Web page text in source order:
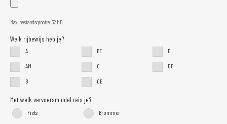
Max. bestandsgrootte: 32 MB.
Welk rijbewijs heb je?
A
AM
B
BE
C
CE
D
DE
Met welk vervoersmiddel reis je?
Fiets Brommer